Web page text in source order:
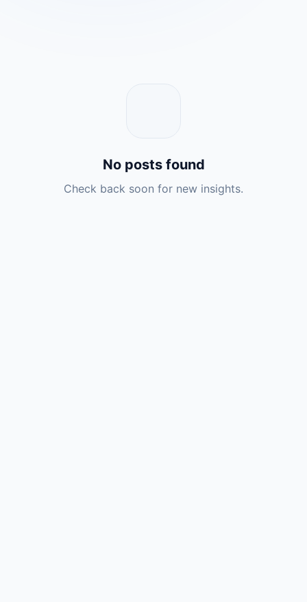
No posts found
Check back soon for new insights.